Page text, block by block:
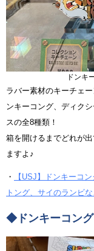
ドンキ
ラバー素材のキーチェ
ンキーコング、ディク
スの全8種類！
箱を開けるまでどれが
ますよ♪
・
【USJ】ドンキーコ
トング、サイのランビ
◆ドンキーコング